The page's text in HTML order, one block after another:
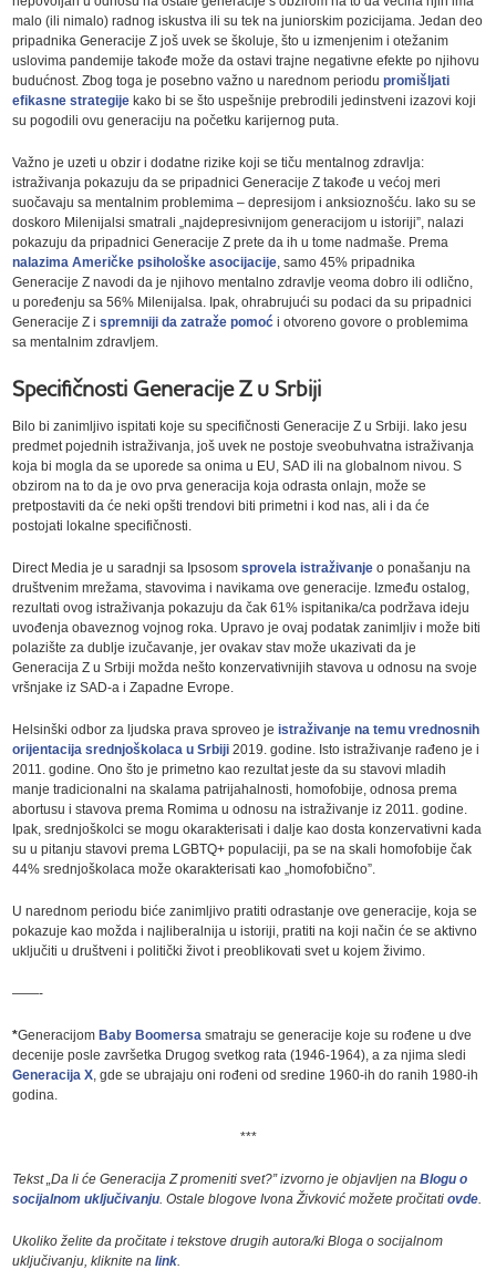
malo (ili nimalo) radnog iskustva ili su tek na juniorskim pozicijama. Jedan deo
pripadnika Generacije Z još uvek se školuje, što u izmenjenim i otežanim
uslovima pandemije takođe može da ostavi trajne negativne efekte po njihovu
budućnost. Zbog toga je posebno važno u narednom periodupromišljati
efikasne strategije kako bi se što uspešnije prebrodili jedinstveni izazovi koji
su pogodili ovu generaciju na početku karijernog puta.
Važno je uzeti u obzir i dodatne rizike koji se tiču mentalnog zdravlja:
istraživanja pokazuju da se pripadnici Generacije Z takođe u većoj meri
suočavaju sa mentalnim problemima – depresijom i anksioznošću. Iako su se
doskoro Milenijalsi smatrali „najdepresivnijom generacijom u istoriji”, nalazi
pokazuju da pripadnici Generacije Z prete da ih u tome nadmaše. Prema
nalazima Američke psihološke asocijacije , samo 45% pripadnika
Generacije Z navodi da je njihovo mentalno zdravlje veoma dobro ili odlično,
u poređenju sa 56% Milenijalsa. Ipak, ohrabrujući su podaci da su pripadnici
Generacije Z ispremniji da zatraže pomoć i otvoreno govore o problemima
sa mentalnim zdravljem.
Specifičnosti Generacije Z u Srbiji
Bilo bi zanimljivo ispitati koje su specifičnosti Generacije Z u Srbiji. Iako jesu
predmet pojednih istraživanja, još uvek ne postoje sveobuhvatna istraživanja
koja bi mogla da se uporede sa onima u EU, SAD ili na globalnom nivou. S
obzirom na to da je ovo prva generacija koja odrasta onlajn, može se
pretpostaviti da će neki opšti trendovi biti primetni i kod nas, ali i da će
postojati lokalne specifičnosti.
Direct Media je u saradnji sa Ipsosomsprovela istraživanje o ponašanju na
društvenim mrežama, stavovima i navikama ove generacije. Između ostalog,
rezultati ovog istraživanja pokazuju da čak 61% ispitanika/ca podržava ideju
uvođenja obaveznog vojnog roka. Upravo je ovaj podatak zanimljiv i može biti
polazište za dublje izučavanje, jer ovakav stav može ukazivati da je
Generacija Z u Srbiji možda nešto konzervativnijih stavova u odnosu na svoje
vršnjake iz SAD-a i Zapadne Evrope.
Helsinški odbor za ljudska prava sproveo jeistraživanje na temu vrednosnih
orijentacija srednjoškolaca u Srbiji 2019. godine. Isto istraživanje rađeno je i
2011. godine. Ono što je primetno kao rezultat jeste da su stavovi mladih
manje tradicionalni na skalama patrijahalnosti, homofobije, odnosa prema
abortusu i stavova prema Romima u odnosu na istraživanje iz 2011. godine.
Ipak, srednjoškolci se mogu okarakterisati i dalje kao dosta konzervativni kada
su u pitanju stavovi prema LGBTQ+ populaciji, pa se na skali homofobije čak
44% srednjoškolaca može okarakterisati kao „homofobično”.
U narednom periodu biće zanimljivo pratiti odrastanje ove generacije, koja se
pokazuje kao možda i najliberalnija u istoriji, pratiti na koji način će se aktivno
uključiti u društveni i politički život i preoblikovati svet u kojem živimo.
——-
*GeneracijomBaby Boomersa smatraju se generacije koje su rođene u dve
decenije posle završetka Drugog svetkog rata (1946-1964), a za njima sledi
Generacija X , gde se ubrajaju oni rođeni od sredine 1960-ih do ranih 1980-ih
godina.
***
Tekst „Da li će Generacija Z promeniti svet?” izvorno je objavljen naBlogu o
socijalnom uključivanju . Ostale blogove Ivona Živković možete pročitatiovde
Ukoliko želite da pročitate i tekstove drugih autora/ki Bloga o socijalnom
uključivanju, kliknite nalink